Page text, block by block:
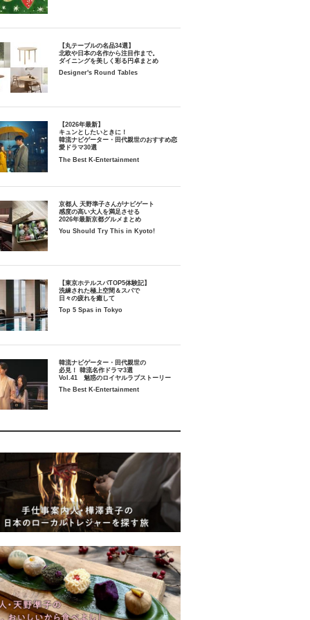
【丸テーブルの名品34選】
北欧や日本の名作から注目作まで。
ダイニングを美しく彩る円卓まとめ
Designer's Round Tables
【2026年最新】
キュンとしたいときに！
韓流ナビゲーター・田代親世のおすすめ恋
愛ドラマ30選
The Best K-Entertainment
京都人 天野準子さんがナビゲート
感度の高い大人を満足させる
2026年最新京都グルメまとめ
You Should Try This in Kyoto!
【東京ホテルスパTOP5体験記】
洗練された極上空間＆スパで
日々の疲れを癒して
Top 5 Spas in Tokyo
韓流ナビゲーター・田代親世の
必見！ 韓流名作ドラマ3選
Vol.41 魅惑のロイヤルラブストーリー
The Best K-Entertainment